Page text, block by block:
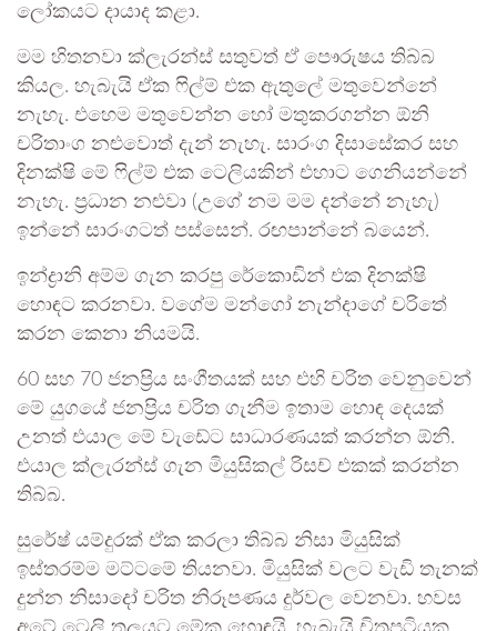
ලෝකයට දායාද කළා.
මම හිතනවා ක්ලැරන්ස් සතුවත් ඒ පෞරුෂය තිබ්බ
කියල. හැබැයි ඒක ෆිල්ම් එක ඇතුලේ මතුවෙන්නේ
නැහැ. එහෙම මතුවෙන්න හෝ මතුකරගන්න ඕනි
චරිතාංග නළුවොත් දැන් නැහැ. සාරංග දිසාසේකර සහ
දිනක්ෂි මේ ෆිල්ම් එක ටෙලියකින් එහාට ගෙනියන්නේ
නැහැ. ප්‍රධාන නළුවා (උගේ නම මම දන්නේ නැහැ)
ඉන්නේ සාරංගටත් පස්සෙන්. රඟපාන්නේ බයෙන්.
ඉන්ද්‍රානි අම්ම ගැන කරපු රේකොඩින් එක දිනක්ෂි
හොඳට කරනවා. වගේම මන්ගෝ නැන්දාගේ චරිතේ
කරන කෙනා නියමයි.
60 සහ 70 ජනප්‍රිය සංගීතයක් සහ එහි චරිත වෙනුවෙන්
මේ යුගයේ ජනප්‍රිය චරිත ගැනීම ඉතාම හොඳ දෙයක්
උනත් එයාල මේ වැඩේට සාධාරණයක් කරන්න ඕනි.
එයාල ක්ලැරන්ස් ගැන මියුසිකල් රිසච් එකක් කරන්න
තිබ්බ.
සුරේෂ් යම්දුරක් ඒක කරලා තිබ්බ නිසා මියුසික්
ඉස්තරම්ම මට්ටමේ තියනවා. මියුසික් වලට වැඩි තැනක්
දුන්න නිසාදෝ චරිත නිරූපණය දුර්වල වෙනවා. හවස